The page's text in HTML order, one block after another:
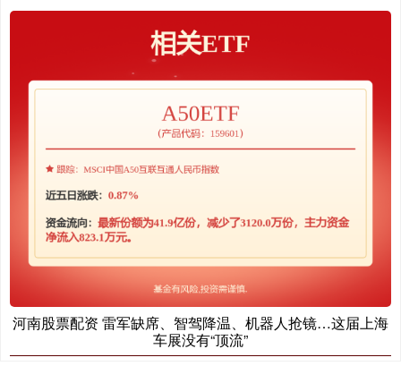
河南股票配资 雷军缺席、智驾降温、机器人抢镜…这届上海
车展没有“顶流”